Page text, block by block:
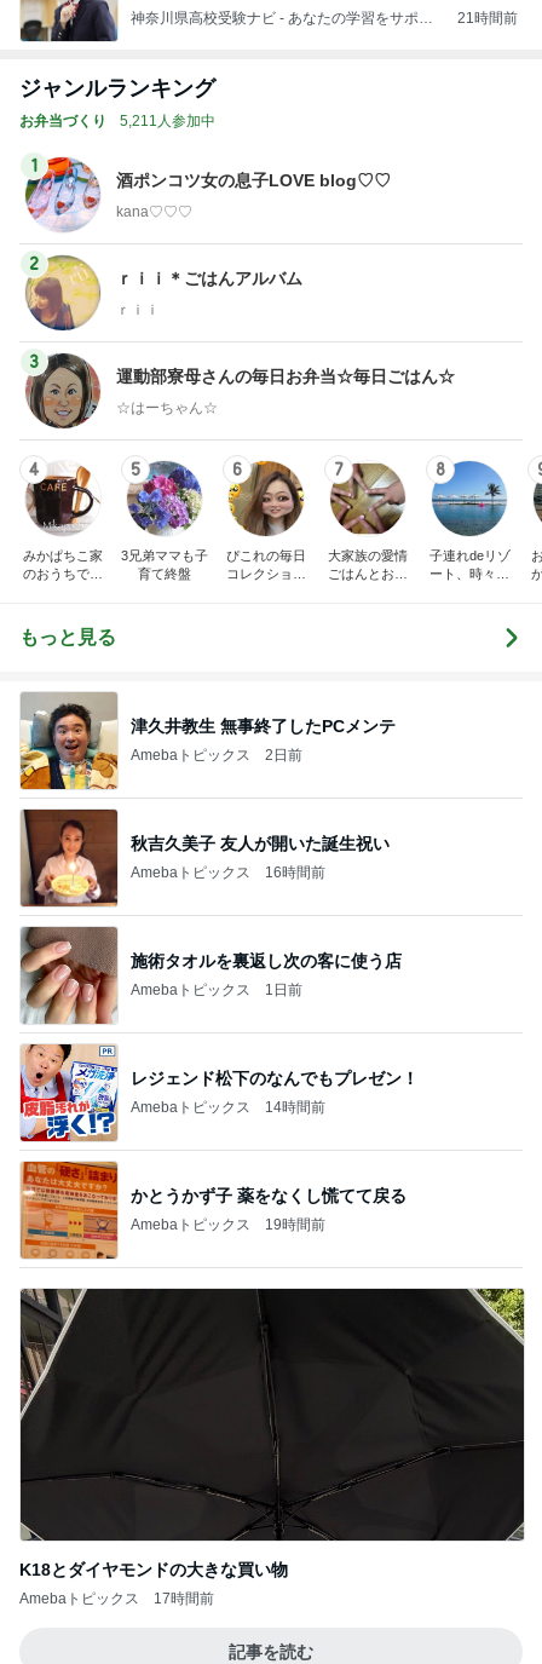
神奈川県高校受験ナビ - あなたの学習をサポー
21時間前
ジャンルランキング
お弁当づくり 5,211人参加中
1
酒ポンコツ女の息子LOVE blog♡♡
kana♡♡♡
2
ｒｉｉ＊ごはんアルバム
ｒｉｉ
3
運動部寮母さんの毎日お弁当☆毎日ごはん☆
☆はーちゃん☆
4
みかぱちこ家
のおうちでご
5
3兄弟ママも子
育て終盤
6
ぴこれの毎日
コレクション
7
大家族の愛情
ごはんとお弁
8
子連れdeリゾ
ート、時々キ
もっと見る
津久井教生 無事終了したPCメンテ
Amebaトピックス 2日前
秋吉久美子 友人が開いた誕生祝い
Amebaトピックス 16時間前
施術タオルを裏返し次の客に使う店
Amebaトピックス 1日前
レジェンド松下のなんでもプレゼン！
Amebaトピックス 14時間前
かとうかず子 薬をなくし慌てて戻る
Amebaトピックス 19時間前
K18とダイヤモンドの大きな買い物
Amebaトピックス 17時間前
記事を読む